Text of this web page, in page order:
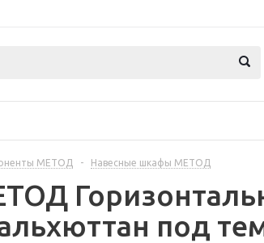
МЕТОД - Навесные шкафы МЕТОД
под